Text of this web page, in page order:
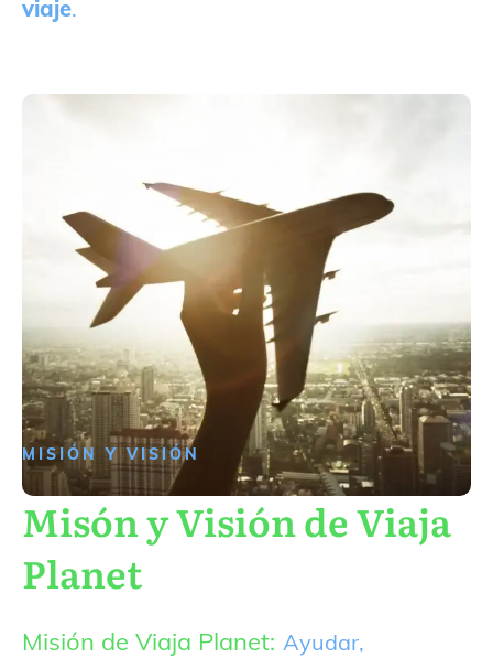
viaje.
MISIÓN Y VISIÓN
Misón y Visión de Viaja
Planet
Misión de Viaja Planet: Ayudar,